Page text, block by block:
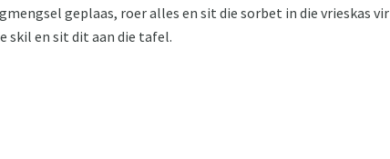
geplaas, roer alles en sit die sorbet in die vrieskas vir
skil en sit dit aan die tafel.